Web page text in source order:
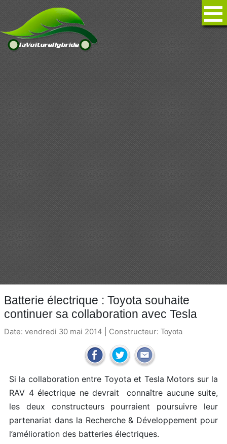
Batterie électrique : Toyota souhaite
continuer sa collaboration avec Tesla
Date: vendredi 30 mai 2014 | Constructeur: Toyota
Si la collaboration entre Toyota et Tesla Motors sur la
RAV 4 électrique ne devrait connaître aucune suite,
les deux constructeurs pourraient poursuivre leur
partenariat dans la Recherche & Développement pour
l’amélioration des batteries électriques.